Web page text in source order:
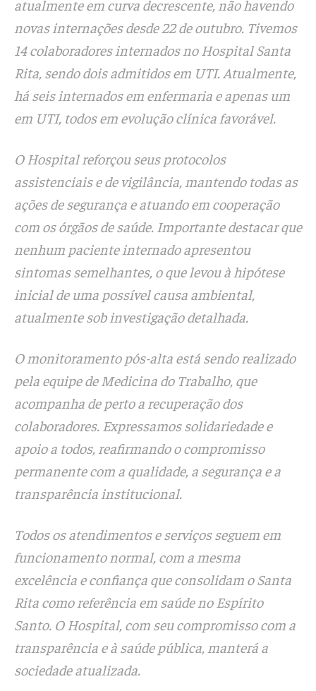
atualmente em curva decrescente, não havendo
novas internações desde 22 de outubro. Tivemos
14 colaboradores internados no Hospital Santa
Rita, sendo dois admitidos em UTI. Atualmente,
há seis internados em enfermaria e apenas um
em UTI, todos em evolução clínica favorável.
O Hospital reforçou seus protocolos
assistenciais e de vigilância, mantendo todas as
ações de segurança e atuando em cooperação
com os órgãos de saúde. Importante destacar que
nenhum paciente internado apresentou
sintomas semelhantes, o que levou à hipótese
inicial de uma possível causa ambiental,
atualmente sob investigação detalhada.
O monitoramento pós-alta está sendo realizado
pela equipe de Medicina do Trabalho, que
acompanha de perto a recuperação dos
colaboradores. Expressamos solidariedade e
apoio a todos, reafirmando o compromisso
permanente com a qualidade, a segurança e a
transparência institucional.
Todos os atendimentos e serviços seguem em
funcionamento normal, com a mesma
excelência e confiança que consolidam o Santa
Rita como referência em saúde no Espírito
Santo. O Hospital, com seu compromisso com a
transparência e à saúde pública, manterá a
sociedade atualizada.